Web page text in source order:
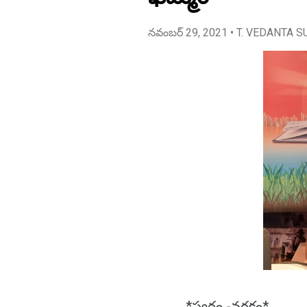
నవంబర్ 29, 2021 • T. VEDANTA